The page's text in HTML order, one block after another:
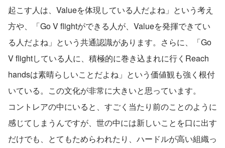
起こす人は、Valueを体現している人だよね」という考え
方や、「Go V flightができる人が、Valueを発揮できてい
る人だよね」という共通認識があります。さらに、「Go
V flightしている人に、積極的に巻き込まれに行くReach
handsは素晴らしいことだよね」という価値観も強く根付
いている。この文化が非常に大きいと思っています。
コントレアの中にいると、すごく当たり前のことのように
感じてしまうんですが、世の中には新しいことを口に出す
だけでも、とてもためらわれたり、ハードルが高い組織っ